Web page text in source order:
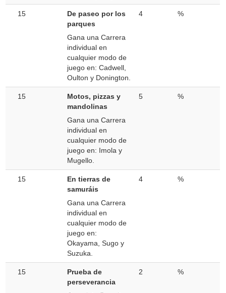
15
De paseo por los
parques
Gana una Carrera
individual en
cualquier modo de
juego en: Cadwell,
Oulton y Donington.
4 %
15
Motos, pizzas y
mandolinas
Gana una Carrera
individual en
cualquier modo de
juego en: Imola y
Mugello.
5 %
15
En tierras de
samuráis
Gana una Carrera
individual en
cualquier modo de
juego en:
Okayama, Sugo y
Suzuka.
4 %
15
Prueba de
perseverancia
2 %